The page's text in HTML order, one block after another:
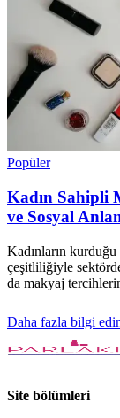
Popüler
Kadın Sahipli
ve Sosyal
Kadınların
çeşitliliğiyle
da makyaj
Daha fazla bilgi
Site bölümleri